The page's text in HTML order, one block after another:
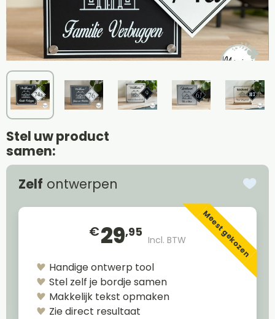
Stel uw product
samen:
Zelf ontwerpen
€29,95
Incl. BTW Meest gekozen
Handige ontwerp tool
Stel zelf je bordje samen
Makkelijk tekst opmaken
Zie direct resultaat